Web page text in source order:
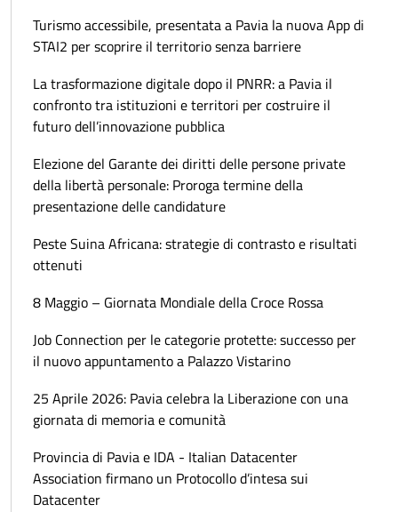
Turismo accessibile, presentata a Pavia la nuova App di
STAI2 per scoprire il territorio senza barriere
La trasformazione digitale dopo il PNRR: a Pavia il
confronto tra istituzioni e territori per costruire il
futuro dell’innovazione pubblica
Elezione del Garante dei diritti delle persone private
della libertà personale: Proroga termine della
presentazione delle candidature
Peste Suina Africana: strategie di contrasto e risultati
ottenuti
8 Maggio – Giornata Mondiale della Croce Rossa
Job Connection per le categorie protette: successo per
il nuovo appuntamento a Palazzo Vistarino
25 Aprile 2026: Pavia celebra la Liberazione con una
giornata di memoria e comunità
Provincia di Pavia e IDA - Italian Datacenter
Association firmano un Protocollo d’intesa sui
Datacenter